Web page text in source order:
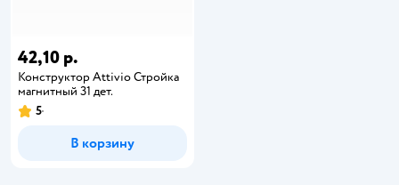
42,10 р.
Конструктор Attivio Стройка
магнитный 31 дет.
5
В корзину